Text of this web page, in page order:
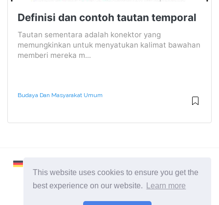
This website uses cookies to ensure you get the
best experience on our website.
Learn more
Definisi dan contoh tautan temporal
Tautan sementara adalah konektor yang
memungkinkan untuk menyatukan kalimat bawahan
memberi mereka m...
Budaya Dan Masyarakat Umum
2026 ©Learnaboutworld